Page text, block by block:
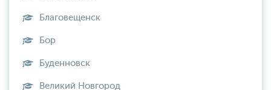
Благовещенск
Бор
Буденновск
Великий Новгород